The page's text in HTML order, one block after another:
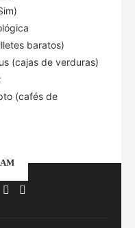
baratos)
(cajas de verduras)
(cafés de